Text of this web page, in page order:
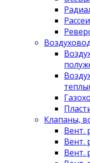
Клапаны,
Вент.
Вент.
Вент.